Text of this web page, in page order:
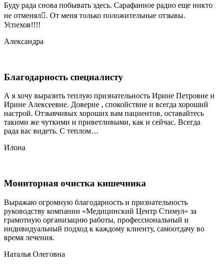
Буду рада снова побывать здесь. Сарафанное радио еще никто
не отменял. От меня только положительные отзывы.
Успехов!!!!
Александра
Благодарность специалисту
А я хочу выразить теплую признательность Ирине Петровне и
Ирине Алексеевне. Доверие , спокойствие и всегда хороший
настрой. Отзывчивых хороших вам пациентов, оставайтесь
такими же чуткими и приветливыми, как и сейчас. Всегда
рада вас видеть. С теплом…
Илона
Мониторная очистка кишечника
Выражаю огромную благодарность и признательность
руководству компании «Медицинский Центр Стимул» за
грамотную организацию работы, профессиональный и
индивидуальный подход к каждому клиенту, самоотдачу во
время лечения.
Наталья Олеговна